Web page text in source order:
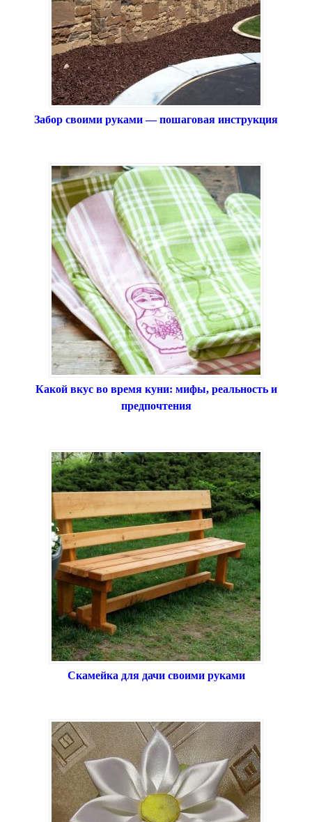
Забор своими руками — пошаговая инструкция
Какой вкус во время куни: мифы, реальность и
предпочтения
Скамейка для дачи своими руками